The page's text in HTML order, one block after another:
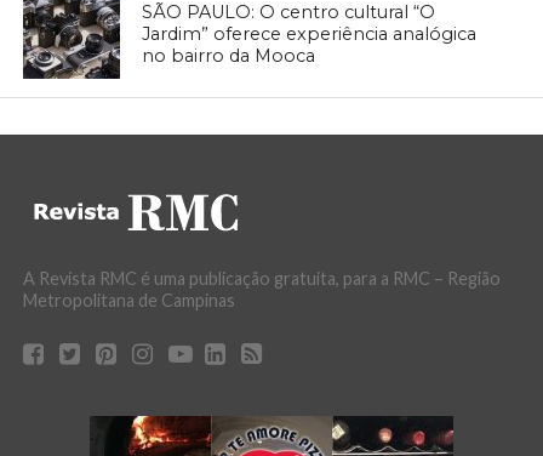
SÃO PAULO: O centro cultural “O
Jardim” oferece experiência analógica
no bairro da Mooca
A Revista RMC é uma publicação gratuita, para a RMC – Região
Metropolitana de Campinas